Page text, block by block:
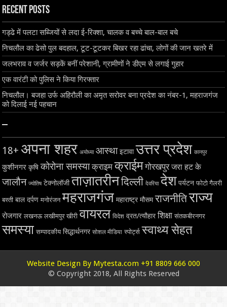
Recent Posts
गड्ढे में पलटा सब्जियों से लदा ई-रिक्शा, चालक व बच्चे बाल-बाल बचे
निचलौल का ढेसो पुल बदहाल, टूट-टूटकर बिखर रहा ढांचा, लोगों की जान खतरे में
जलभराव व जर्जर सड़कें बनीं परेशानी, ग्रामीणों ने डीएम से लगाई गुहार
एक वारंटी को पुलिस ने किया गिरफ्तार
निचलौल। बजहा उर्फ अहिरौली का अमृत सरोवर बना प्रदेश का नंबर-1, महराजगंज
को दिलाई नई पहचान
–
18+ अपना शहर अयोध्या आस्था इटावा उत्तर प्रदेश कानपुर
कुशीनगर कृषि कोरोना समस्या क्राइम क्राईम गोरखपुर जरा हट के
जालौन ज्योतिष टेक्नोलॉजी ताज़ातरीनदिल्ली देवरिया देश पर्यटन फोटो गैलरी
बस्ती बाल दर्पण मनोरंजन महराजगंज महाराष्ट्र मौसम राजनीतिराज्य
रोजगार लखनऊ लखीमपुर खीरी वायरल विदेश व्रत/त्यौहार शिक्षा संतकबीरनगर
समस्या सम्पादकीय सिद्धार्थनगर सोशल मीडिया स्पोर्ट्स स्वाथ्य सेहत
Website Design By Mytesta.com +91 8809 666 000
© Copyright 2018, All Rights Reserved